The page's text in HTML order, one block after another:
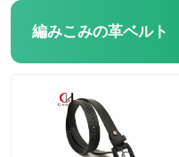
編みこみの革ベルト